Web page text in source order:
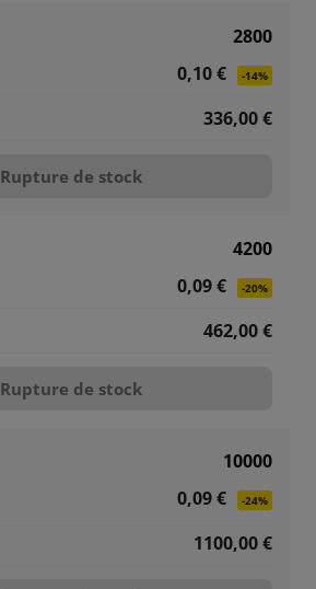
2800
0,10 €
-14%
336,00 €
Rupture de stock
4200
0,09 €
-20%
462,00 €
Rupture de stock
10000
0,09 €
-24%
1100,00 €